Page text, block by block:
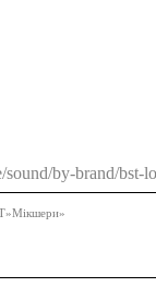
by-brand/bst-
»Мікшери»